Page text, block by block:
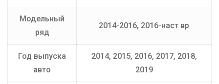
Модельный
ряд
2014-2016, 2016-наст вр
Год выпуска
авто
2014, 2015, 2016, 2017, 2018,
2019